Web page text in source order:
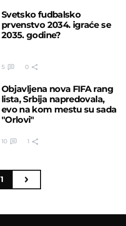
Svetsko fudbalsko
prvenstvo 2034. igraće se
2035. godine?
5 0
Objavljena nova FIFA rang
lista, Srbija napredovala,
evo na kom mestu su sada
"Orlovi"
10 1
1